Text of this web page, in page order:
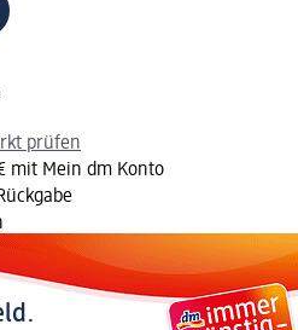
prüfen
mit Mein dm Konto